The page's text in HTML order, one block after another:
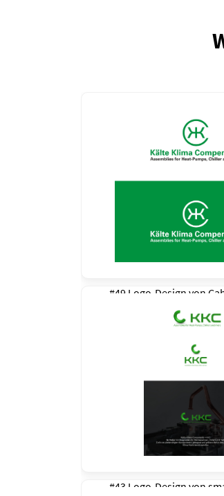
#49 Logo-Design von
#43 Logo-Design von